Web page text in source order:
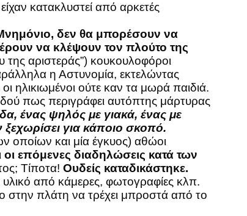
κατακλυστεί από αρκετές
δεν θα μπορέσουν να
να κλέψουν τον πλούτο της
αριστεράς”) κουκουλοφόροι
η Αστυνομία, εκτελώντας
ηλικιωμένοι ούτε καν τα μωρά παιδιά.
πως περιγράφει αυτόπτης μάρτυρας
ένας ψηλός με γιακά, ένας με
για κάποιο σκοπό.
οποίων και μία έγκυος) αθώοι
επόμενες διαδηλώσεις κατά των
Τίποτα! Ουδείς καταδικάστηκε.
υλικό από κάμερες, φωτογραφίες κλπ.
στην πλάτη να τρέχει μπροστά από το